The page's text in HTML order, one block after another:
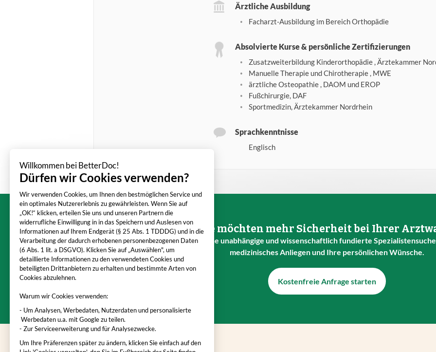
Willkommen bei BetterDoc!
Dürfen wir Cookies verwenden?
Wir verwenden Cookies, um Ihnen den bestmöglichen Service und
ein optimales Nutzererlebnis zu gewährleisten. Wenn Sie auf
„OK!“ klicken, erteilen Sie uns und unseren Partnern die
widerrufliche Einwilligung in in das Speichern und Auslesen von
Informationen auf Ihrem Endgerät (§ 25 Abs. 1 TDDDG) und in die
Verarbeitung der dadurch erhobenen personenbezogenen Daten
(6 Abs. 1 lit. a DSGVO). Klicken Sie auf „Auswählen", um
detaillierte Informationen zu den verwendeten Cookies und
beteiligten Drittanbietern zu erhalten und bestimmte Arten von
Cookies abzulehnen.
Warum wir Cookies verwenden:
- Um Analysen, Werbedaten, Nutzerdaten und personalisierte
Werbedaten u.a. mit Google zu teilen.
- Zur Serviceerweiterung und für Analysezwecke.
Um Ihre Präferenzen später zu ändern, klicken Sie einfach auf den
Ärztliche Ausbildung
Facharzt-Ausbildung im Bereich Orthopädie
Absolvierte Kurse & persönliche Zertifizierungen
Zusatzweiterbildung Kinderorthopädie , Ärztekammer
Manuelle Therapie und Chirotherapie , MWE
ärztliche Osteopathie , DAOM und EROP
Fußchirurgie, DAF
Sportmedizin, Ärztekammer Nordrhein
Sprachkenntnisse
Englisch
Sie möchten mehr Sicherheit bei Ihrer
Mit BetterDoc erhalten Sie eine unabhängige und wissenschaftlich fundierte
medizinisches Anliegen und Ihre persönlichen Wünsche.
Kostenfreie Anfrage starten